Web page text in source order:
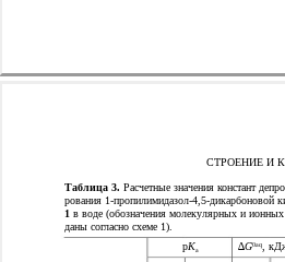
СТРОЕНИЕ И
Таблица 3. Расчетные значения констант
рования 1-пропилимидазол-4,5-дикарбоновой
1 в воде (обозначения молекулярных и
даны согласно схеме 1).
pKа ∆G0aq ,